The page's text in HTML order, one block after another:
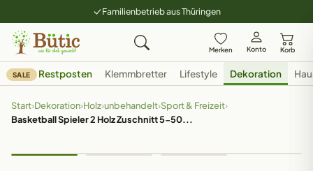
Familienbetrieb aus Thüringen
Merken Konto Korb
SALE Restposten Klemmbretter Lifestyle Dekoration
Start›Dekoration›Holz›unbehandelt›Sport & Freizeit›
Basketball Spieler 2 Holz Zuschnitt 5-50...